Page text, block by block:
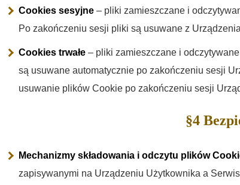
Cookies sesyjne – pliki zamieszczane i
Po zakończeniu sesji pliki są usuwane z
Cookies trwałe – pliki zamieszczane i
są usuwane automatycznie po zakończeniu sesji
usuwanie plików Cookie po zakończeniu sesji
§4
Mechanizmy składowania i odczytu plików
zapisywanymi na Urządzeniu Użytkownika a